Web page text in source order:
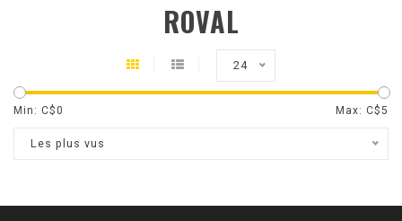
ROVAL
24
Min: C$0 Max: C$5
Les plus vus